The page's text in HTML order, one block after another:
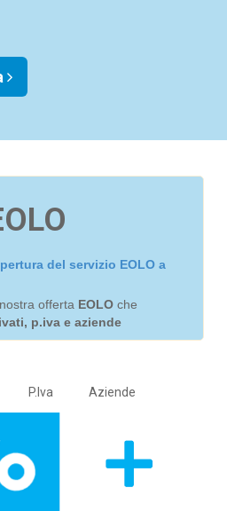
del servizio EOLO a
offerta EOLO che
p.iva e aziende
P.Iva Aziende